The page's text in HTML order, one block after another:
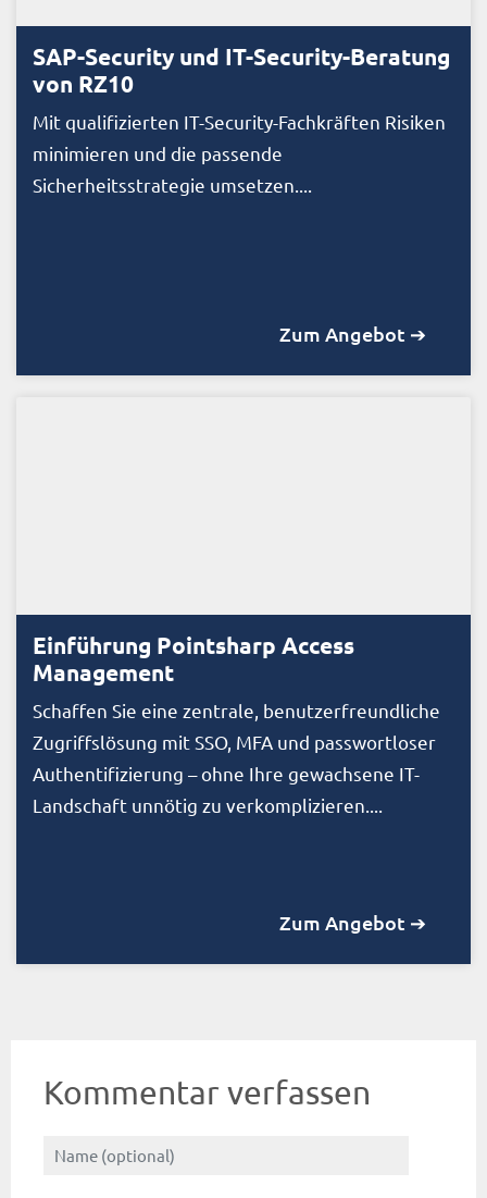
SAP-Security und IT-Security-Beratung
von RZ10
Mit qualifizierten IT-Security-Fachkräften Risiken
minimieren und die passende
Sicherheitsstrategie umsetzen....
Zum Angebot ➔
Einführung Pointsharp Access
Management
Schaffen Sie eine zentrale, benutzerfreundliche
Zugriffslösung mit SSO, MFA und passwortloser
Authentifizierung – ohne Ihre gewachsene IT-
Landschaft unnötig zu verkomplizieren....
Zum Angebot ➔
Kommentar verfassen